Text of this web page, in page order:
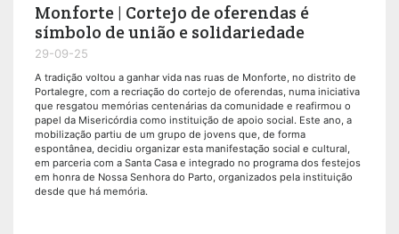
Monforte | Cortejo de oferendas é
símbolo de união e solidariedade
29-09-25
A tradição voltou a ganhar vida nas ruas de Monforte, no distrito de
Portalegre, com a recriação do cortejo de oferendas, numa iniciativa
que resgatou memórias centenárias da comunidade e reafirmou o
papel da Misericórdia como instituição de apoio social. Este ano, a
mobilização partiu de um grupo de jovens que, de forma
espontânea, decidiu organizar esta manifestação social e cultural,
em parceria com a Santa Casa e integrado no programa dos festejos
em honra de Nossa Senhora do Parto, organizados pela instituição
desde que há memória.